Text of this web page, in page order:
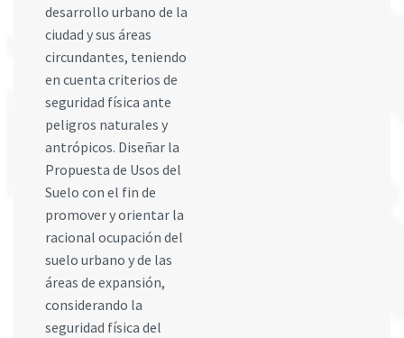
desarrollo urbano de la
ciudad y sus áreas
circundantes, teniendo
en cuenta criterios de
seguridad física ante
peligros naturales y
antrópicos. Diseñar la
Propuesta de Usos del
Suelo con el fin de
promover y orientar la
racional ocupación del
suelo urbano y de las
áreas de expansión,
considerando la
seguridad física del